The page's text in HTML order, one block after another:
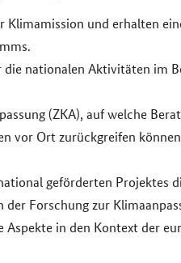
Kli­ma­mis­si­on und er­hal­ten
na­tio­na­len Ak­ti­vi­tä­ten im
(ZKA), auf wel­che
vor Ort zu­rück­grei­fen
ge­för­der­ten
For­schung zur
in den Kon­text der